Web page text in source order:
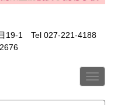
目19-1 Tel 027-221-4188